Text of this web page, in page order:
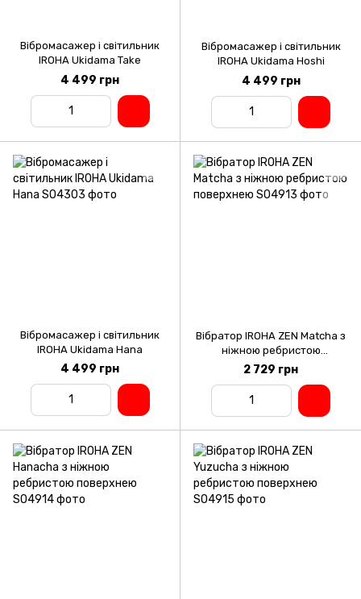
Вібромасажер і світильник
IROHA Ukidama Take
4 499 грн
Вібромасажер і світильник
IROHA Ukidama Hoshi
4 499 грн
Вібромасажер і світильник
IROHA Ukidama Hana
4 499 грн
Вібратор IROHA ZEN Matcha з
ніжною ребристою
поверхнею
2 729 грн